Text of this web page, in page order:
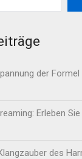
der
Erleben Sie
des